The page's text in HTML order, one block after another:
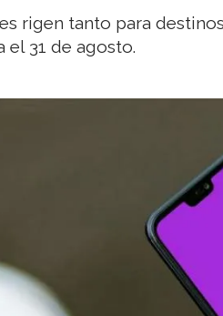
rigen tanto para
el 31 de agosto.